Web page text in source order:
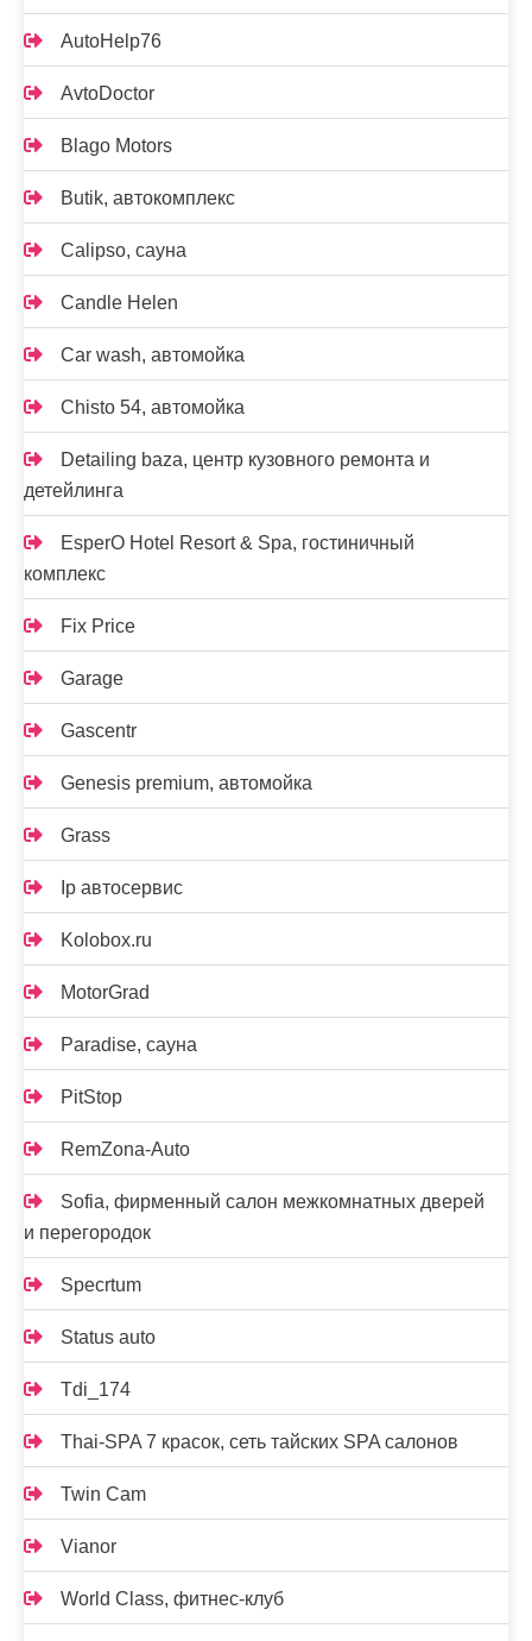
AutoHelp76
AvtoDoctor
Blago Motors
Butik, автокомплекс
Calipso, сауна
Candle Helen
Car wash, автомойка
Chisto 54, автомойка
Detailing baza, центр кузовного ремонта и
детейлинга
EsperO Hotel Resort & Spa, гостиничный
комплекс
Fix Price
Garage
Gascentr
Genesis premium, автомойка
Grass
Ip автосервис
Kolobox.ru
MotorGrad
Paradise, сауна
PitStop
RemZona-Auto
Sofia, фирменный салон межкомнатных дверей
и перегородок
Specrtum
Status auto
Tdi_174
Thai-SPA 7 красок, сеть тайских SPA салонов
Twin Cam
Vianor
World Class, фитнес-клуб